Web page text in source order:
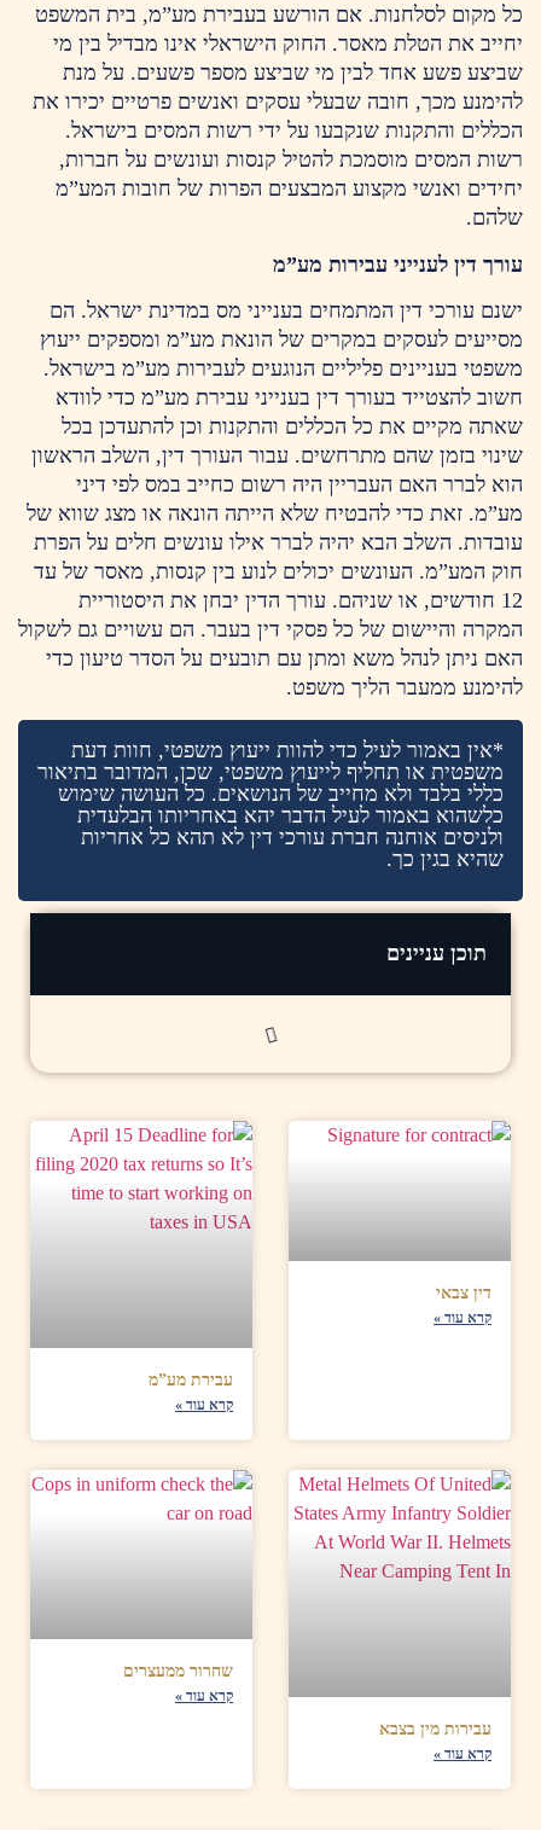
כל מקום לסלחנות. אם הורשע בעבירת מע”מ, בית המשפט
יחייב את הטלת מאסר. החוק הישראלי אינו מבדיל בין מי
שביצע פשע אחד לבין מי שביצע מספר פשעים. על מנת
להימנע מכך, חובה שבעלי עסקים ואנשים פרטיים יכירו את
הכללים והתקנות שנקבעו על ידי רשות המסים בישראל.
רשות המסים מוסמכת להטיל קנסות ועונשים על חברות,
יחידים ואנשי מקצוע המבצעים הפרות של חובות המע”מ
שלהם.
עורך דין לענייני עבירות מע”מ
ישנם עורכי דין המתמחים בענייני מס במדינת ישראל. הם
מסייעים לעסקים במקרים של הונאת מע”מ ומספקים ייעוץ
משפטי בעניינים פליליים הנוגעים לעבירות מע”מ בישראל.
חשוב להצטייד בעורך דין בענייני עבירת מע”מ כדי לוודא
שאתה מקיים את כל הכללים והתקנות וכן להתעדכן בכל
שינוי בזמן שהם מתרחשים. עבור העורך דין, השלב הראשון
הוא לברר האם העבריין היה רשום כחייב במס לפי דיני
מע”מ. זאת כדי להבטיח שלא הייתה הונאה או מצג שווא של
עובדות. השלב הבא יהיה לברר אילו עונשים חלים על הפרת
חוק המע”מ. העונשים יכולים לנוע בין קנסות, מאסר של עד
12 חודשים, או שניהם. עורך הדין יבחן את היסטוריית
המקרה והיישום של כל פסקי דין בעבר. הם עשויים גם לשקול
האם ניתן לנהל משא ומתן עם תובעים על הסדר טיעון כדי
להימנע ממעבר הליך משפט.
*אין באמור לעיל כדי להוות ייעוץ משפטי, חוות דעת
משפטית או תחליף לייעוץ משפטי, שכן, המדובר בתיאור
כללי בלבד ולא מחייב של הנושאים. כל העושה שימוש
כלשהוא באמור לעיל הדבר יהא באחריותו הבלעדית
ולניסים אוחנה חברת עורכי דין לא תהא כל אחריות
שהיא בגין כך.
תוכן עניינים
דין צבאי
קרא עוד »
עבירת מע”מ
קרא עוד »
עבירות מין בצבא
קרא עוד »
שחרור ממעצרים
קרא עוד »